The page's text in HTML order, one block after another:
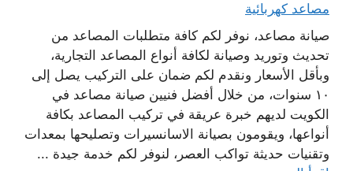
مصاعد كهربائية
صيانة مصاعد، نوفر لكم كافة متطلبات المصاعد من
تحديث وتوريد وصيانة لكافة أنواع المصاعد التجارية،
وبأقل الأسعار ونقدم لكم ضمان على التركيب يصل إلى
١٠ سنوات، من خلال أفضل فنيين صيانة مصاعد في
الكويت لديهم خبرة عريقة في تركيب المصاعد بكافة
أنواعها، ويقومون بصيانة الاسانسيرات وتصليحها بمعدات
وتقنيات حديثة تواكب العصر، لنوفر لكم خدمة جيدة ...